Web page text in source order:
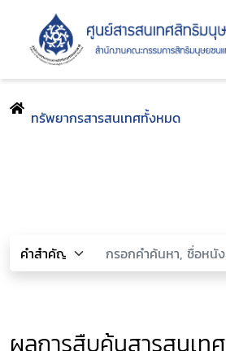
ทรัพยากรสารสนเทศทั้งหมด
ผลการสืบค้นสารสนเทศ